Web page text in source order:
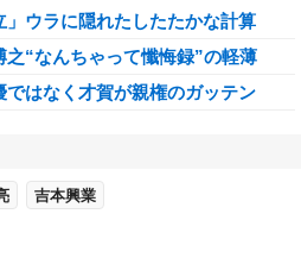
ウラに隠れたしたたかな計算
“なんちゃって懺悔録”の軽薄
はなく才賀が親権のガッテン
吉本興業